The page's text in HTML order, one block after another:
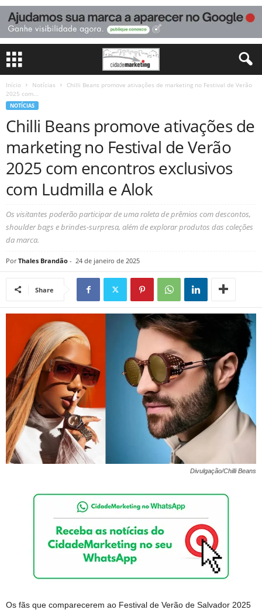
Início Notícias
Chilli Beans promove ativações de marketing no Festival de Verão
2025 com...
NOTÍCIAS
Chilli Beans promove ativações de
marketing no Festival de Verão
2025 com encontros exclusivos
com Ludmilla e Alok
Os visitantes poderão participar de uma roleta de prêmios com descontos,
shoulder bags e brindes-surpresa, além de explorar produtos das coleções
da marca.
Por Thales Brandão - 24 de janeiro de 2025
Share
Divulgação/Chilli Beans
Os fãs que comparecerem ao Festival de Verão de Salvador 2025